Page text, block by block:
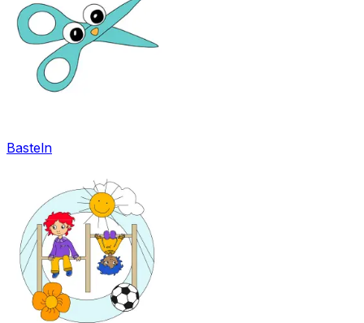
Basteln